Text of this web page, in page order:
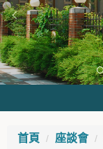
首頁 座談會